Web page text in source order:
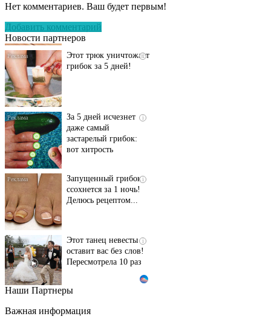
Нет комментариев. Ваш будет первым!
Добавить комментарий
Новости партнеров
исчезнет с корнем,
грибок за 5 дней!
даже самый
застарелый грибок:
вот хитрость
ссохнется за 1 ночь!
Делюсь рецептом...
оставит вас без слов!
Пересмотрела 10 раз
Ролик длится пару
шоке от увиденного
Наши Партнеры
Важная информация